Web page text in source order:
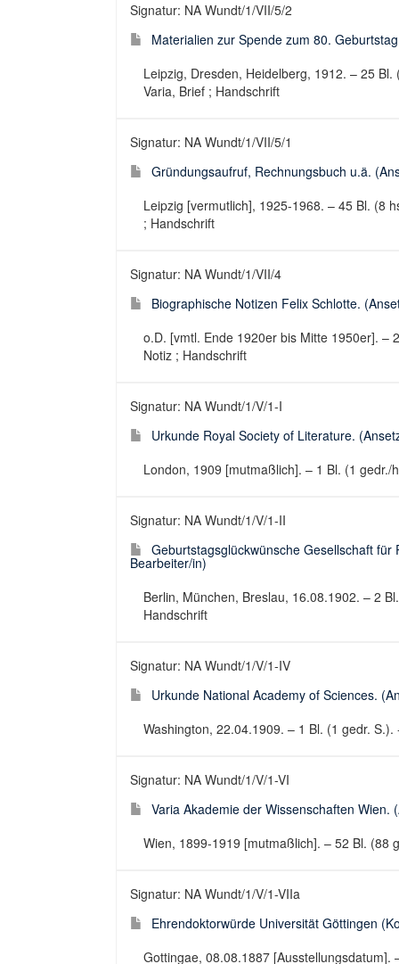
Signatur: NA Wundt/1/VII/5/2
Materialien zur Spende zum 80.
Leipzig, Dresden, Heidelberg, 1912. – 25
Varia, Brief ; Handschrift
Signatur: NA Wundt/1/VII/5/1
Gründungsaufruf, Rechnungsbuch u.ä.
Leipzig [vermutlich], 1925-1968. – 45 Bl. (8
; Handschrift
Signatur: NA Wundt/1/VII/4
Biographische Notizen Felix Schlotte.
o.D. [vmtl. Ende 1920er bis Mitte 1950er]. –
Notiz ; Handschrift
Signatur: NA Wundt/1/V/1-I
Urkunde Royal Society of Literature.
London, 1909 [mutmaßlich]. – 1 Bl. (1
Signatur: NA Wundt/1/V/1-II
Geburtstagsglückwünsche Gesellschaft
Bearbeiter/in)
Berlin, München, Breslau, 16.08.1902. – 2
Handschrift
Signatur: NA Wundt/1/V/1-IV
Urkunde National Academy of Sciences.
Washington, 22.04.1909. – 1 Bl. (1 gedr.
Signatur: NA Wundt/1/V/1-VI
Varia Akademie der Wissenschaften
Wien, 1899-1919 [mutmaßlich]. – 52 Bl. (88
Signatur: NA Wundt/1/V/1-VIIa
Ehrendoktorwürde Universität Göttingen
Gottingae, 08.08.1887